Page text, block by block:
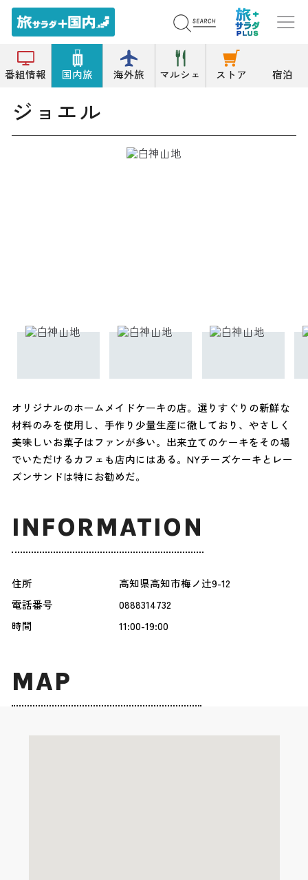
番組情報 国内旅 海外旅 マルシェ ストア 宿泊
トップ 洋菓子 ジョエル
ジョエル
オリジナルのホームメイドケーキの店。選りすぐりの新鮮な
材料のみを使用し、手作り少量生産に徹しており、やさしく
美味しいお菓子はファンが多い。出来立てのケーキをその場
でいただけるカフェも店内にはある。NYチーズケーキとレー
ズンサンドは特にお勧めだ。
INFORMATION
住所
高知県高知市梅ノ辻9-12
電話番号
0888314732
時間
11:00-19:00
MAP